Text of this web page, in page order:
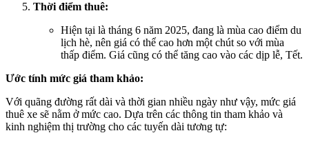
Thời điểm thuê:
Hiện tại là tháng 6 năm 2025, đang là mùa cao điểm du
lịch hè, nên giá có thể cao hơn một chút so với mùa
thấp điểm. Giá cũng có thể tăng cao vào các dịp lễ, Tết.
Ước tính mức giá tham khảo:
Với quãng đường rất dài và thời gian nhiều ngày như vậy, mức giá
thuê xe sẽ nằm ở mức cao. Dựa trên các thông tin tham khảo và
kinh nghiệm thị trường cho các tuyến dài tương tự: